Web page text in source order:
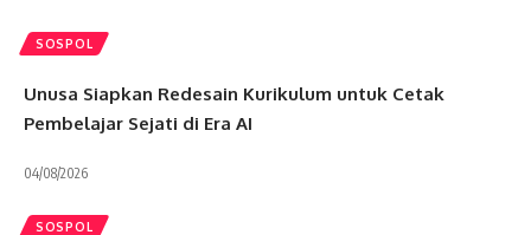
SOSPOL
Unusa Siapkan Redesain Kurikulum untuk Cetak
Pembelajar Sejati di Era AI
04/08/2026
SOSPOL